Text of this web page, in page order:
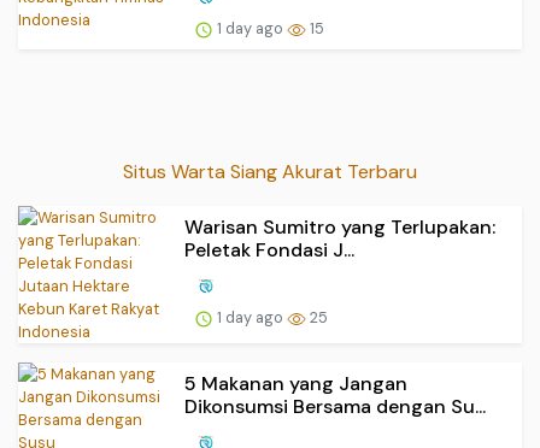
1 day ago 15
Situs Warta Siang Akurat Terbaru
Warisan Sumitro yang Terlupakan:
Peletak Fondasi J...
1 day ago 25
5 Makanan yang Jangan
Dikonsumsi Bersama dengan Su...